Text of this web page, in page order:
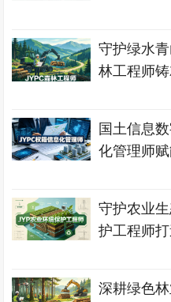
守护绿水
林工程师
国土信息
化管理师
守护农业
护工程师
深耕绿色